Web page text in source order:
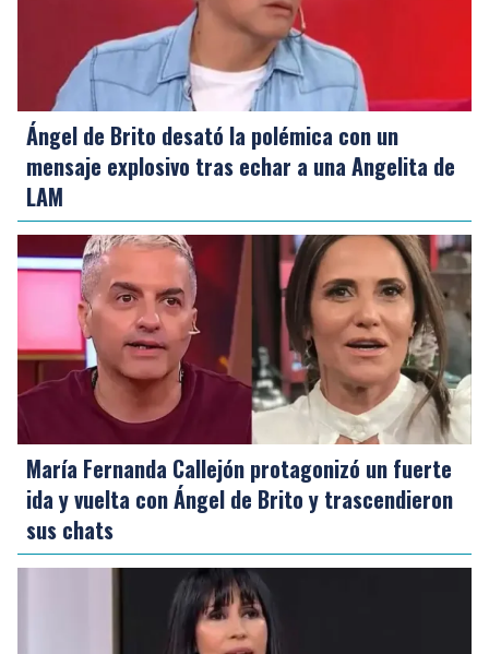
Ángel de Brito desató la polémica con un
mensaje explosivo tras echar a una Angelita de
LAM
María Fernanda Callejón protagonizó un fuerte
ida y vuelta con Ángel de Brito y trascendieron
sus chats